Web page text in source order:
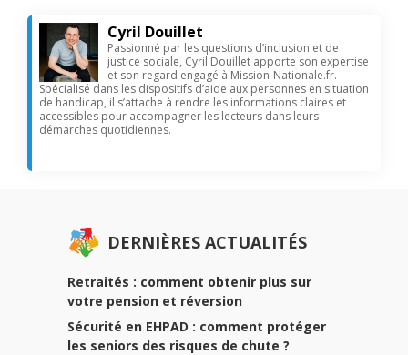
Cyril Douillet
Passionné par les questions d’inclusion et de
justice sociale, Cyril Douillet apporte son expertise
et son regard engagé à Mission-Nationale.fr.
Spécialisé dans les dispositifs d’aide aux personnes en situation
de handicap, il s’attache à rendre les informations claires et
accessibles pour accompagner les lecteurs dans leurs
démarches quotidiennes.
DERNIÈRES ACTUALITÉS
Retraités : comment obtenir plus sur
votre pension et réversion
Sécurité en EHPAD : comment protéger
les seniors des risques de chute ?